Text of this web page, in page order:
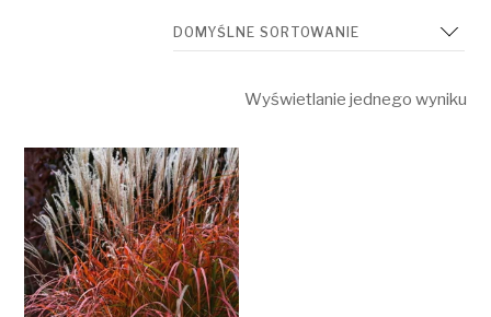
Wyświetlanie jednego wyniku